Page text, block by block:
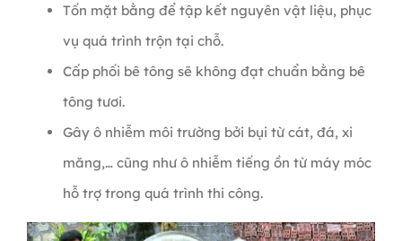
Tốn mặt bằng để tập kết nguyên vật liệu, phục
vụ quá trình trộn tại chỗ.
Cấp phối bê tông sẽ không đạt chuẩn bằng bê
tông tươi.
Gây ô nhiễm môi trường bởi bụi từ cát, đá, xi
măng,… cũng như ô nhiễm tiếng ồn từ máy móc
hỗ trợ trong quá trình thi công.